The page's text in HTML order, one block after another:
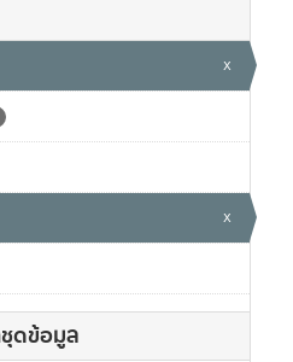
x
x
ชุดข้อมูล